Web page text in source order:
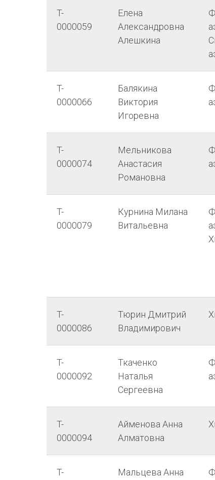
T-
0000059
Елена
Александровна
Алешкина
T-
0000066
Балякина
Виктория
Игоревна
T-
0000074
Мельникова
Анастасия
Романовна
T-
0000079
Курнина Милана
Витальевна
T-
0000086
Тюрин Дмитрий
Владимирович
T-
0000092
Ткаченко
Наталья
Сергеевна
T-
0000094
Айменова Анна
Алматовна
T-
Мальцева Анна